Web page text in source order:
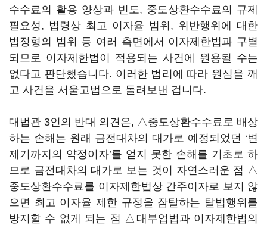
수수료의 활용 양상과 빈도, 중도상환수수료의 규제
필요성, 법령상 최고 이자율 범위, 위반행위에 대한
법정형의 범위 등 여러 측면에서 이자제한법과 구별
되므로 이자제한법이 적용되는 사건에 원용될 수는
없다고 판단했습니다. 이러한 법리에 따라 원심을 깨
고 사건을 서울고법으로 돌려보낸 겁니다.
대법관 3인의 반대 의견은, △중도상환수수료로 배상
하는 손해는 원래 금전대차의 대가로 예정되었던 ‘변
제기까지의 약정이자’를 얻지 못한 손해를 기초로 하
므로 금전대차의 대가로 보는 것이 자연스러운 점 △
중도상환수수료를 이자제한법상 간주이자로 보지 않
으면 최고 이자율 제한 규정을 잠탈하는 탈법행위를
방지할 수 없게 되는 점 △대부업법과 이자제한법의